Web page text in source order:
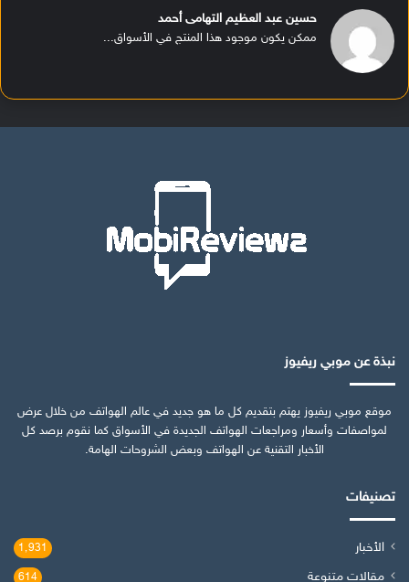
حسين عبد العظيم التهامى أحمد
ممكن يكون موجود هذا المنتج في الأسواق...
نبذة عن موبي ريفيوز
موقع موبي ريفيوز يهتم بتقديم كل ما هو جديد في عالم الهواتف من خلال عرض
لمواصفات وأسعار ومراجعات الهواتف الجديدة في الأسواق كما نقوم برصد كل
الأخبار التقنية عن الهواتف وبعض الشروحات الهامة.
تصنيفات
الأخبار 1٬931
مقالات متنوعة 614